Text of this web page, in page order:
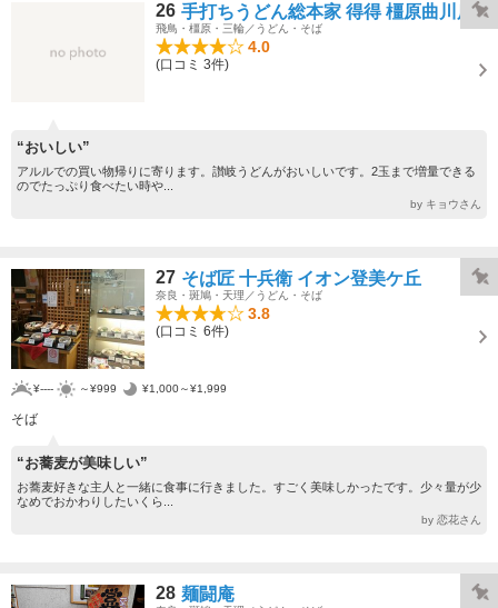
26 手打ちうどん総本家 得得 橿原曲川店
飛鳥・橿原・三輪／うどん・そば
4.0
(口コミ 3件)
“おいしい”
アルルでの買い物帰りに寄ります。讃岐うどんがおいしいです。2玉まで増量できる
のでたっぷり食べたい時や...
by キョウさん
27 そば匠 十兵衛 イオン登美ケ丘
奈良・斑鳩・天理／うどん・そば
3.8
(口コミ 6件)
¥---- ～¥999 ¥1,000～¥1,999
そば
“お蕎麦が美味しい”
お蕎麦好きな主人と一緒に食事に行きました。すごく美味しかったです。少々量が少
なめでおかわりしたいくら...
by 恋花さん
28 麺闘庵